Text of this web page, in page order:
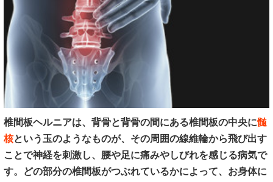
椎間板ヘルニアは、背骨と背骨の間にある椎間板の中央に髄
核という玉のようなものが、その周囲の線維輪から飛び出す
ことで神経を刺激し、腰や足に痛みやしびれを感じる病気で
す。どの部分の椎間板がつぶれているかによって、お身体に